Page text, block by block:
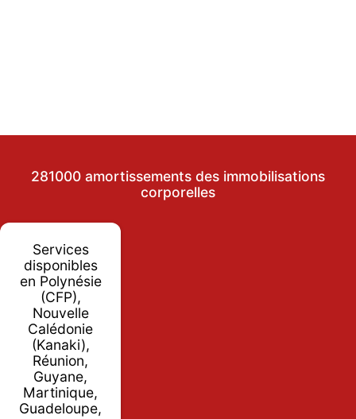
281000 amortissements des immobilisations
corporelles
Services
disponibles
en Polynésie
(CFP),
Nouvelle
Calédonie
(Kanaki),
Réunion,
Guyane,
Martinique,
Guadeloupe,